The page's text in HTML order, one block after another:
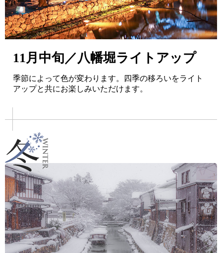
11月中旬／八幡堀ライトアップ
季節によって色が変わります。四季の移ろいをライト
アップと共にお楽しみいただけます。